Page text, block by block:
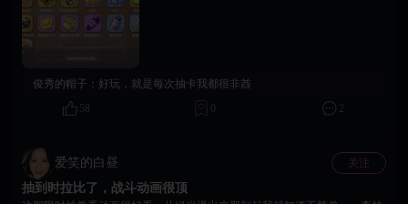
俊秀的帽子： 好玩，就是每次抽卡我都很非酋
58
2
爱笑的白昼 关注
抽到时拉比了，战斗动画很顶